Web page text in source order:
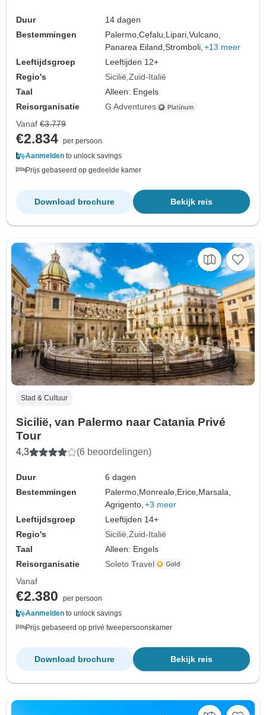
Duur
14 dagen
Bestemmingen
Palermo,Cefalu,Lipari,Vulcano,
Panarea Eiland,Stromboli, +13 meer
Leeftijdsgroep
Leeftijden 12+
Regio's
Sicilië Zuid-Italië
Taal
Alleen: Engels
Reisorganisatie
G Adventures
Vanaf €3.779
€2.834 per persoon
Aanmelden to unlock savings
Prijs gebaseerd op gedeelde kamer
Bekijk reis
Download brochure
Stad & Cultuur
Sicilië, van Palermo naar Catania Privé
Tour
4,3 (6 beoordelingen)
Duur
6 dagen
Bestemmingen
Palermo, Monreale, Erice, Marsala,
Agrigento, +3 meer
Leeftijdsgroep
Leeftijden 14+
Regio's
Sicilië Zuid-Italië
Taal
Alleen: Engels
Reisorganisatie
Soleto Travel
Vanaf
€2.380
per persoon
Aanmelden to unlock savings
Prijs gebaseerd op privé tweepersoonskamer
Bekijk reis
Download brochure